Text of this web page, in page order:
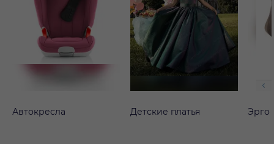
Автокресла Детские платья Эрго